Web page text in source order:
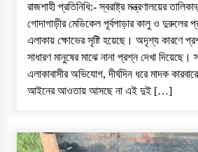
রাজশাহী প্রতিনিধি:- স্বরাষ্ট্র মন্ত্রণালয়ের
গোদাগাড়ীর মেডিকেল পূর্বপাড়ার কালু ও দুরুলের
এলাকায় ক্ষোভের সৃষ্টি হয়েছে। অদৃশ্য কারণে
সাধারণ মানুষের মাঝে নানা প্রশ্ন দেখা
এলাকাবাসীর অভিযোগ, দীর্ঘদিন ধরে মাদক
আইনের আওতায় আসছে না এই দুই […]